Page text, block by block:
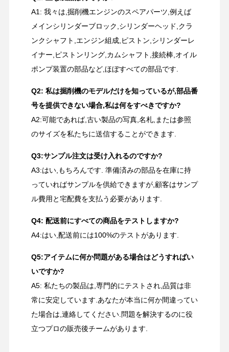
A1: 我々は,掘削機エンジンのスペアパーツ,例えば
メインシリンダーブロック,シリンダーヘッド,クラ
ンクシャフト,エンジン組成,ピストン,シリンダーレ
イナー,ピストンリング,カムシャフト,接続棒,オイル
ポンプ装置の部品など,ほぼすべての部品です.
Q2: 私は掘削機のモデルだけを知っているが,部品番
号を提供できない場合,私は何をすべきですか?
A2:可能であれば,古い製品の写真,名札,または参照
のサイズを私たちに送信することができます.
Q3:サンプル注文は受け入れるのですか?
A3:はい,もちろんです. 準備済みの部品を在庫に持
っていればサンプルを供給できますが,顧客はサンプ
ル費用と宅配費を支払う必要があります.
Q4: 配送前にすべての商品をテストしますか?
A4:はい,配送前には100%のテストがあります.
Q5:アイテムに何か問題がある場合はどうすればい
いですか?
A5: 私たちの製品は,専門的にテストされ,品質は非
常に安定しています.あなたが本当に何か間違ってい
た場合は,連絡してください.問題を解決するのに役
立つプロの販売後チームがあります.